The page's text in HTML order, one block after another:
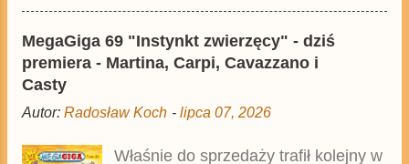
wydania o przygodach młodego
Kaczora Donalda i jego przyjaciół,
opowieści z wydań 9-10 . Publikacja
kosztowała 37,99 zł. W środku
MegaGiga 69 "Instynkt zwierzęcy" - dziś
premiera - Martina, Carpi, Cavazzano i
Casty
Autor: Radosław Koch - lipca 07, 2026
Właśnie do sprzedaży trafił kolejny w